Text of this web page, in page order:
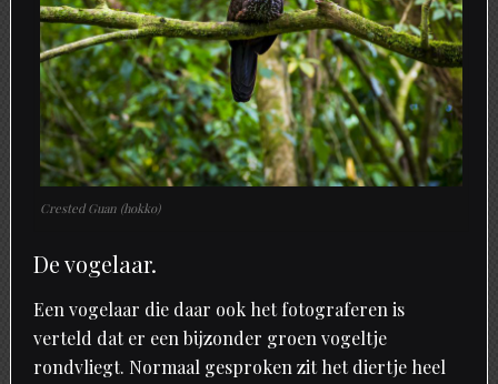
Crested Guan (hokko)
De vogelaar.
Een vogelaar die daar ook het fotograferen is
verteld dat er een bijzonder groen vogeltje
rondvliegt. Normaal gesproken zit het diertje heel